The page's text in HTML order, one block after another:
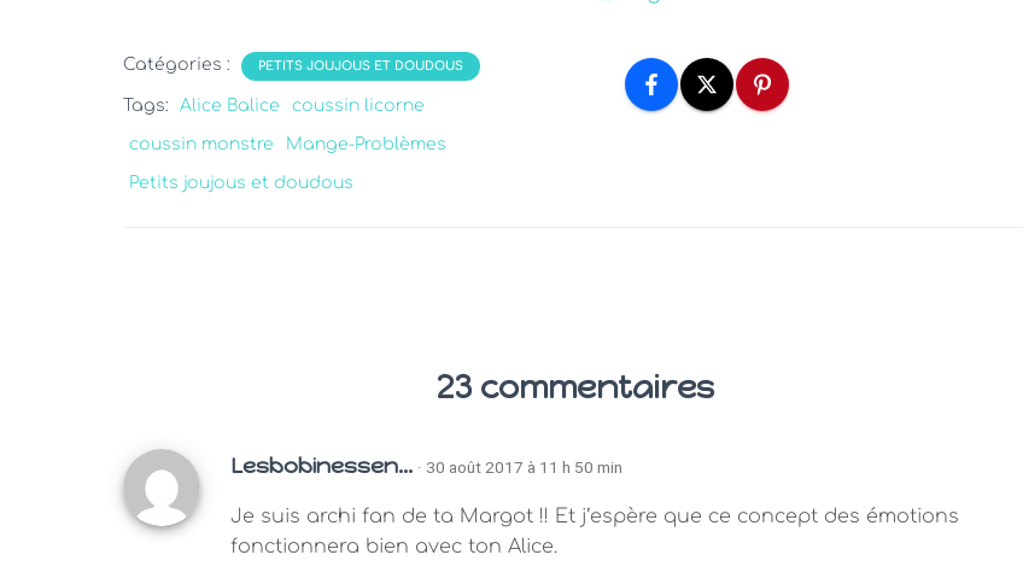
Catégories : PETITS JOUJOUS ET DOUDOUS
Tags: Alice Balice coussin licorne
coussin monstre Mange-Problèmes
Petits joujous et doudous
23 commentaires
Lesbobinessen... · 30 août 2017 à 11 h 50 min
Je suis archi fan de ta Margot !! Et j’espère que ce concept des émotions
fonctionnera bien avec ton Alice.